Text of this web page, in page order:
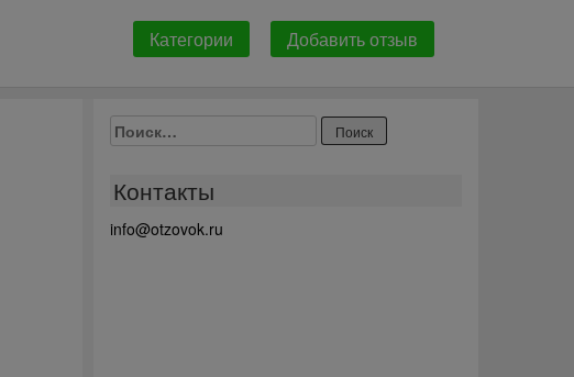
Категории Добавить отзыв
Найти:
Контакты
info@otzovok.ru